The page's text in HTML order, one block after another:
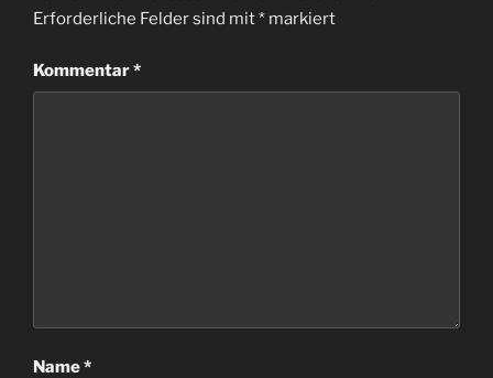
Erforderliche Felder sind mit* markiert
Kommentar*
Name*